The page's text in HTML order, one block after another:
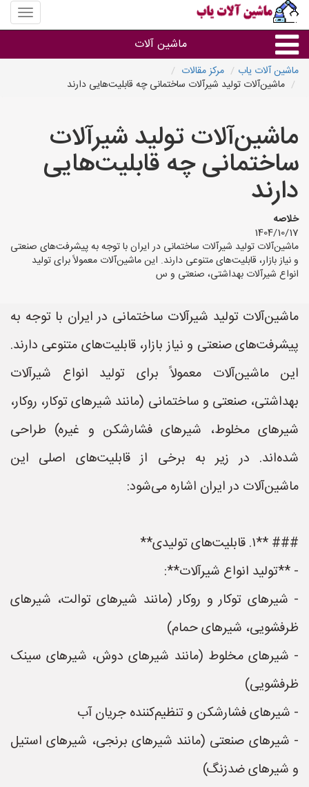
منوی
سایت
آلات
ماشین آلات
ماشین آلات
سایر گروه ها
ماشین آلات
ماشین آلات یاب
مرکز مقالات
ماشین‌آلات تولید شیرآلات ساختمانی چه قابلیت‌هایی دارند
ماشین‌آلات تولید شیرآلات
ساختمانی چه قابلیت‌هایی
دارند
خلاصه
1404/10/17
ماشین‌آلات تولید شیرآلات ساختمانی در ایران با توجه به پیشرفت‌های صنعتی
و نیاز بازار، قابلیت‌های متنوعی دارند. این ماشین‌آلات معمولاً برای تولید
انواع شیرآلات بهداشتی، صنعتی و س
ماشین‌آلات تولید شیرآلات ساختمانی در ایران با توجه به
پیشرفت‌های صنعتی و نیاز بازار، قابلیت‌های متنوعی دارند.
این ماشین‌آلات معمولاً برای تولید انواع شیرآلات
بهداشتی، صنعتی و ساختمانی (مانند شیرهای توکار، روکار،
شیرهای مخلوط، شیرهای فشارشکن و غیره) طراحی
شده‌اند. در زیر به برخی از قابلیت‌های اصلی این
ماشین‌آلات در ایران اشاره می‌شود:
### **۱. قابلیت‌های تولیدی**
- **تولید انواع شیرآلات**:
- شیرهای توکار و روکار (مانند شیرهای توالت، شیرهای
ظرفشویی، شیرهای حمام)
- شیرهای مخلوط (مانند شیرهای دوش، شیرهای سینک
ظرفشویی)
- شیرهای فشارشکن و تنظیم‌کننده جریان آب
- شیرهای صنعتی (مانند شیرهای برنجی، شیرهای استیل
و شیرهای ضدزنگ)